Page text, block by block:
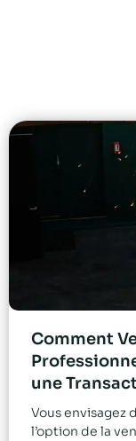
Comment
une
Vous envisagez
l’option de la